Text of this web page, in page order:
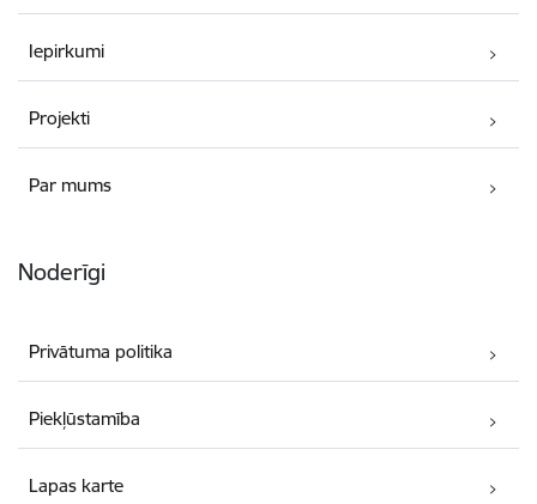
Iepirkumi
Projekti
Par mums
Noderīgi
Privātuma politika
Piekļūstamība
Lapas karte